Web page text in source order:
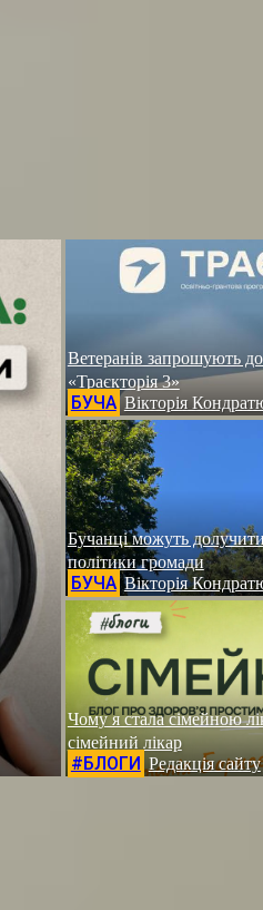
Ветеранів запрошують
«Траєкторія 3»
БУЧА Вікторія
Бучанці можуть
політики громади
БУЧА Вікторія
Чому я стала сімейною
сімейний лікар
#БЛОГИ Редакція сайту